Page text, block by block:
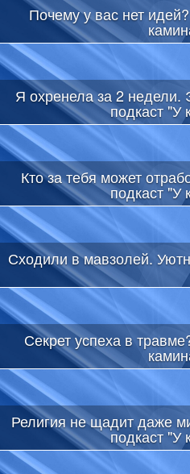
Почему у вас нет
Я охренела за 2 недели.
подкаст "У
Кто за тебя может
подкаст "У
Сходили в мавзолей.
Секрет успеха в
Религия не щадит даже
подкаст "У